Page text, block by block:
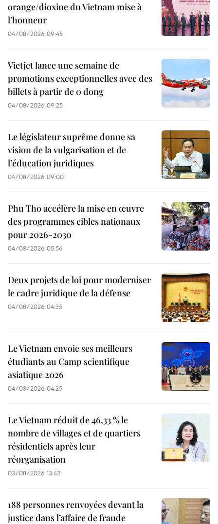
orange/dioxine du Vietnam mise à
l’honneur
04/08/2026 09:45
Vietjet lance une semaine de
promotions exceptionnelles avec des
billets à partir de 0 dong
04/08/2026 09:25
Le législateur suprême donne sa
vision de la vulgarisation et de
l’éducation juridiques
04/08/2026 09:00
Phu Tho accélère la mise en œuvre
des programmes cibles nationaux
pour 2026-2030
04/08/2026 05:56
Deux projets de loi pour moderniser
le cadre juridique de la défense
04/08/2026 04:35
Le Vietnam envoie ses meilleurs
étudiants au Camp scientifique
asiatique 2026
04/08/2026 04:25
Le Vietnam réduit de 46,33 % le
nombre de villages et de quartiers
résidentiels après leur
réorganisation
03/08/2026 13:42
188 personnes renvoyées devant la
justice dans l’affaire de fraude